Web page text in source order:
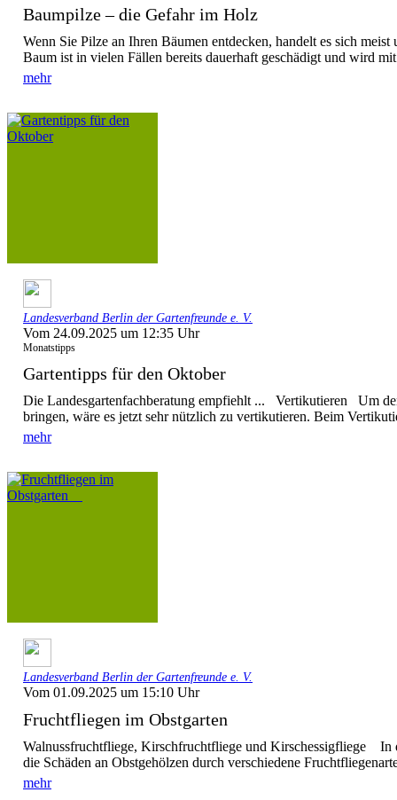
Baumpilze – die Gefahr im Holz
Wenn Sie Pilze an Ihren Bäumen entdecken, handelt es sich meist
Baum ist in vielen Fällen bereits dauerhaft geschädigt und wird
mehr
Landesverband Berlin der Gartenfreunde e. V.
Vom 24.09.2025 um 12:35 Uhr
Monatstipps
Gartentipps für den Oktober
Die Landesgartenfachberatung empfiehlt ... Vertikutieren Um
bringen, wäre es jetzt sehr nützlich zu vertikutieren. Beim
mehr
Landesverband Berlin der Gartenfreunde e. V.
Vom 01.09.2025 um 15:10 Uhr
Fruchtfliegen im Obstgarten
Walnussfruchtfliege, Kirschfruchtfliege und Kirschessigfliege In
die Schäden an Obstgehölzen durch verschiedene
mehr